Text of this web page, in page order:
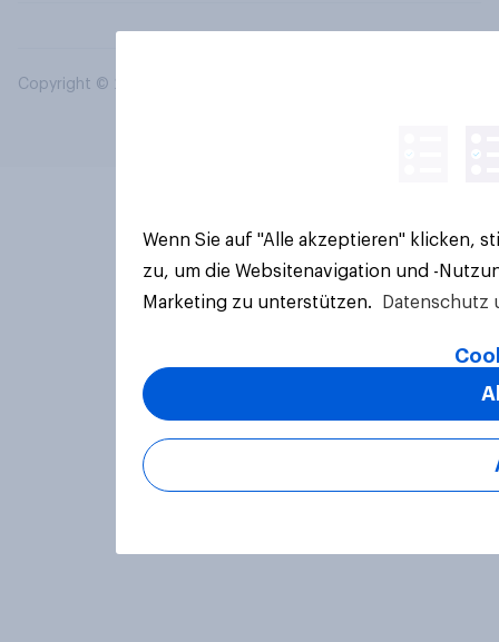
Copyright © 2026 YouGov PLC. Alle Rechte vorbehalten.
Wenn Sie auf "Alle akzeptieren" klicken,
zu, um die Websitenavigation und -
Marketing zu unterstützen.
Datenschutz